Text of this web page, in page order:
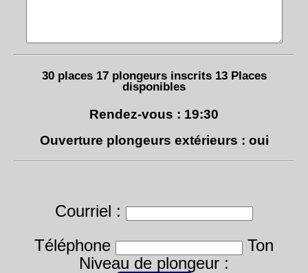
30 places 17 plongeurs inscrits 13 Places
disponibles
Rendez-vous : 19:30
Ouverture plongeurs extérieurs : oui
Courriel :
Téléphone
Ton
Niveau de plongeur :